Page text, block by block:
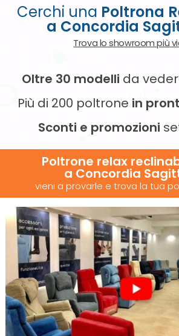
Cerchi una Poltrona
a Concordia
Trova lo showroom più
Oltre 30 modelli da
Più di 200 poltrone in
Sconti e promozioni
Poltrone relax
a Concordia
vieni a provarle e trova la tua